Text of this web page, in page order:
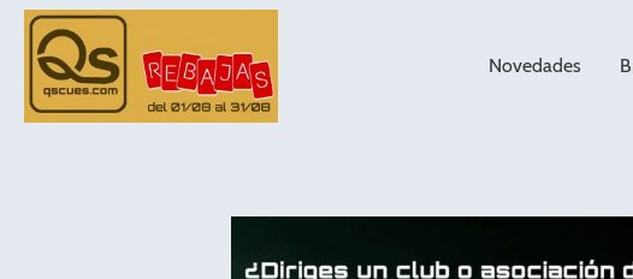
Novedades